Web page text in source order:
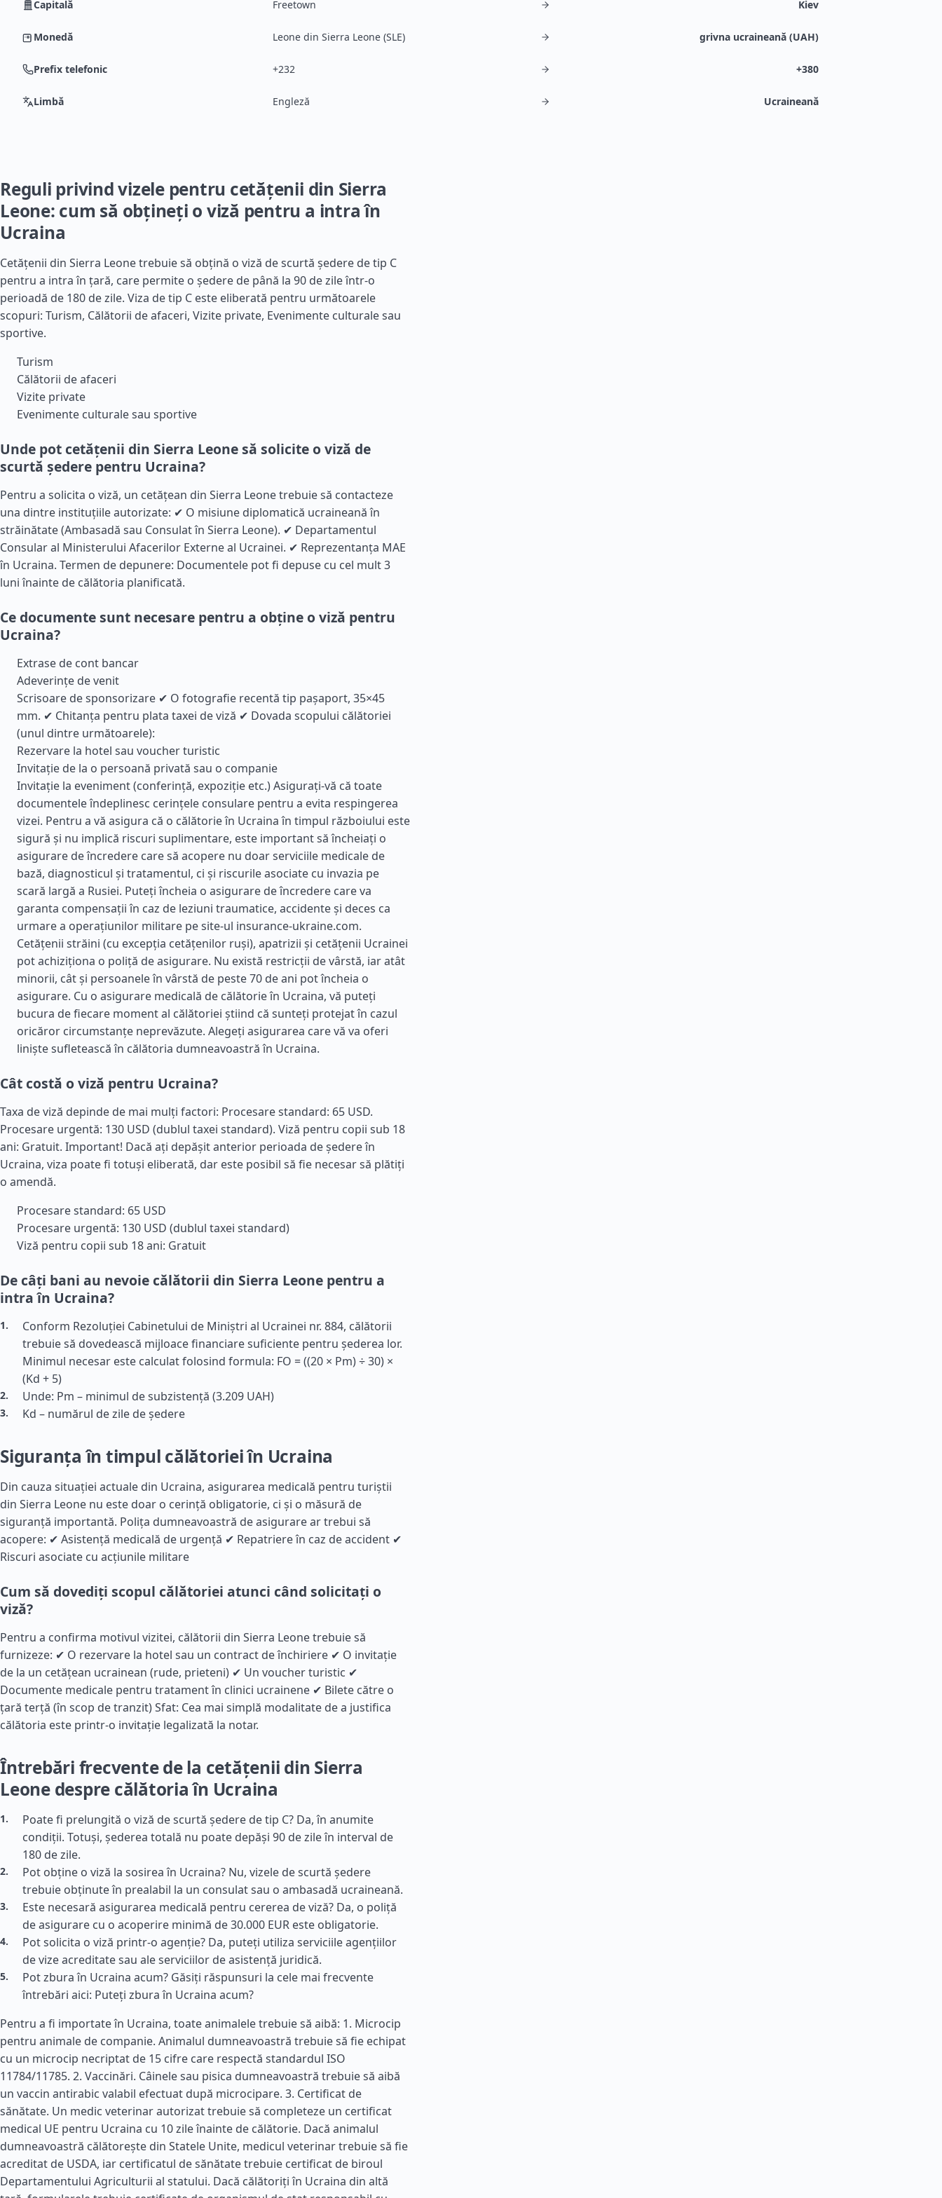
Capitală Freetown Kiev
Monedă Leone din Sierra Leone (SLE) grivna ucraineană (UAH)
Prefix telefonic +232 +380
Limbă Engleză Ucraineană
Reguli privind vizele pentru cetățenii din Sierra
Leone: cum să obțineți o viză pentru a intra în
Ucraina
Cetățenii din Sierra Leone trebuie să obțină o viză de scurtă ședere de tip C
pentru a intra în țară, care permite o ședere de până la 90 de zile într-o
perioadă de 180 de zile. Viza de tip C este eliberată pentru următoarele
scopuri: Turism, Călătorii de afaceri, Vizite private, Evenimente culturale sau
sportive.
Turism
Călătorii de afaceri
Vizite private
Evenimente culturale sau sportive
Unde pot cetățenii din Sierra Leone să solicite o viză de
scurtă ședere pentru Ucraina?
Pentru a solicita o viză, un cetățean din Sierra Leone trebuie să contacteze
una dintre instituțiile autorizate: ✔ O misiune diplomatică ucraineană în
străinătate (Ambasadă sau Consulat în Sierra Leone). ✔ Departamentul
Consular al Ministerului Afacerilor Externe al Ucrainei. ✔ Reprezentanța MAE
în Ucraina. Termen de depunere: Documentele pot fi depuse cu cel mult 3
luni înainte de călătoria planificată.
Ce documente sunt necesare pentru a obține o viză pentru
Ucraina?
Extrase de cont bancar
Adeverințe de venit
Scrisoare de sponsorizare ✔ O fotografie recentă tip pașaport, 35×45
mm. ✔ Chitanța pentru plata taxei de viză ✔ Dovada scopului călătoriei
(unul dintre următoarele):
Rezervare la hotel sau voucher turistic
Invitație de la o persoană privată sau o companie
Invitație la eveniment (conferință, expoziție etc.) Asigurați-vă că toate
documentele îndeplinesc cerințele consulare pentru a evita respingerea
vizei. Pentru a vă asigura că o călătorie în Ucraina în timpul războiului este
sigură și nu implică riscuri suplimentare, este important să încheiați o
asigurare de încredere care să acopere nu doar serviciile medicale de
bază, diagnosticul și tratamentul, ci și riscurile asociate cu invazia pe
scară largă a Rusiei. Puteți încheia o asigurare de încredere care va
garanta compensații în caz de leziuni traumatice, accidente și deces ca
urmare a operațiunilor militare pe site-ul insurance-ukraine.com.
Cetățenii străini (cu excepția cetățenilor ruși), apatrizii și cetățenii Ucrainei
pot achiziționa o poliță de asigurare. Nu există restricții de vârstă, iar atât
minorii, cât și persoanele în vârstă de peste 70 de ani pot încheia o
asigurare. Cu o asigurare medicală de călătorie în Ucraina, vă puteți
bucura de fiecare moment al călătoriei știind că sunteți protejat în cazul
oricăror circumstanțe neprevăzute. Alegeți asigurarea care vă va oferi
liniște sufletească în călătoria dumneavoastră în Ucraina.
Cât costă o viză pentru Ucraina?
Taxa de viză depinde de mai mulți factori: Procesare standard: 65 USD.
Procesare urgentă: 130 USD (dublul taxei standard). Viză pentru copii sub 18
ani: Gratuit. Important! Dacă ați depășit anterior perioada de ședere în
Ucraina, viza poate fi totuși eliberată, dar este posibil să fie necesar să plătiți
o amendă.
Procesare standard: 65 USD
Procesare urgentă: 130 USD (dublul taxei standard)
Viză pentru copii sub 18 ani: Gratuit
De câți bani au nevoie călătorii din Sierra Leone pentru a
intra în Ucraina?
Conform Rezoluției Cabinetului de Miniștri al Ucrainei nr. 884, călătorii
trebuie să dovedească mijloace financiare suficiente pentru șederea lor.
Minimul necesar este calculat folosind formula: FO = ((20 × Pm) ÷ 30) ×
(Kd + 5)
Unde: Pm – minimul de subzistență (3.209 UAH)
Kd – numărul de zile de ședere
Siguranța în timpul călătoriei în Ucraina
Din cauza situației actuale din Ucraina, asigurarea medicală pentru turiștii
din Sierra Leone nu este doar o cerință obligatorie, ci și o măsură de
siguranță importantă. Polița dumneavoastră de asigurare ar trebui să
acopere: ✔ Asistență medicală de urgență ✔ Repatriere în caz de accident ✔
Riscuri asociate cu acțiunile militare
Cum să dovediți scopul călătoriei atunci când solicitați o
viză?
Pentru a confirma motivul vizitei, călătorii din Sierra Leone trebuie să
furnizeze: ✔ O rezervare la hotel sau un contract de închiriere ✔ O invitație
de la un cetățean ucrainean (rude, prieteni) ✔ Un voucher turistic ✔
Documente medicale pentru tratament în clinici ucrainene ✔ Bilete către o
țară terță (în scop de tranzit) Sfat: Cea mai simplă modalitate de a justifica
călătoria este printr-o invitație legalizată la notar.
Întrebări frecvente de la cetățenii din Sierra
Leone despre călătoria în Ucraina
Poate fi prelungită o viză de scurtă ședere de tip C? Da, în anumite
condiții. Totuși, șederea totală nu poate depăși 90 de zile în interval de
180 de zile.
Pot obține o viză la sosirea în Ucraina? Nu, vizele de scurtă ședere
trebuie obținute în prealabil la un consulat sau o ambasadă ucraineană.
Este necesară asigurarea medicală pentru cererea de viză? Da, o poliță
de asigurare cu o acoperire minimă de 30.000 EUR este obligatorie.
Pot solicita o viză printr-o agenție? Da, puteți utiliza serviciile agențiilor
de vize acreditate sau ale serviciilor de asistență juridică.
Pot zbura în Ucraina acum? Găsiți răspunsuri la cele mai frecvente
întrebări aici: Puteți zbura în Ucraina acum?
Pentru a fi importate în Ucraina, toate animalele trebuie să aibă: 1. Microcip
pentru animale de companie. Animalul dumneavoastră trebuie să fie echipat
cu un microcip necriptat de 15 cifre care respectă standardul ISO
11784/11785. 2. Vaccinări. Câinele sau pisica dumneavoastră trebuie să aibă
un vaccin antirabic valabil efectuat după microcipare. 3. Certificat de
sănătate. Un medic veterinar autorizat trebuie să completeze un certificat
medical UE pentru Ucraina cu 10 zile înainte de călătorie. Dacă animalul
dumneavoastră călătorește din Statele Unite, medicul veterinar trebuie să fie
acreditat de USDA, iar certificatul de sănătate trebuie certificat de biroul
Departamentului Agriculturii al statului. Dacă călătoriți în Ucraina din altă